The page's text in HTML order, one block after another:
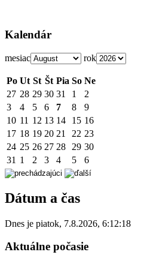
Kalendár
mesiac rok
Po Ut St Št Pia So Ne
27 28 29 30 31 1
2
3
4 5 6 7 8
9
10 11 12 13 14 15 16
17 18 19 20 21 22 23
24 25 26 27 28 29 30
31 1 2 3 4 5 6
Dátum a čas
Dnes je piatok, 7.8.2026, 6:12:18
Aktuálne počasie